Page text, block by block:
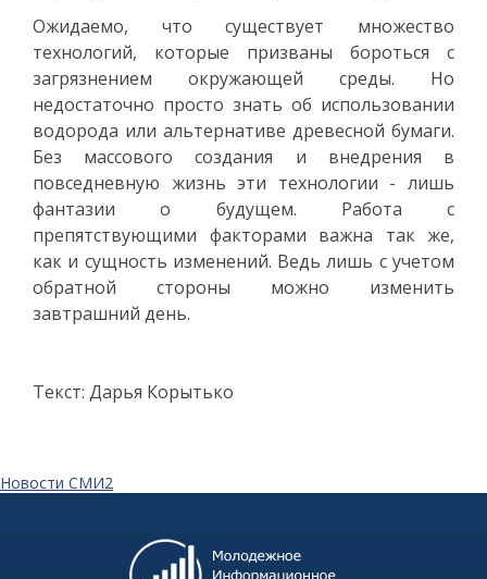
Ожидаемо, что существует множество
технологий, которые призваны бороться с
загрязнением окружающей среды. Но
недостаточно просто знать об использовании
водорода или альтернативе древесной бумаги.
Без массового создания и внедрения в
повседневную жизнь эти технологии - лишь
фантазии о будущем. Работа с
препятствующими факторами важна так же,
как и сущность изменений. Ведь лишь с учетом
обратной стороны можно изменить
завтрашний день.
Текст: Дарья Корытько
Новости СМИ2